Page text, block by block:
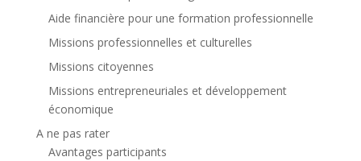
Aide financière pour une formation professionnelle
Missions professionnelles et culturelles
Missions citoyennes
Missions entrepreneuriales et développement
économique
A ne pas rater
Avantages participants